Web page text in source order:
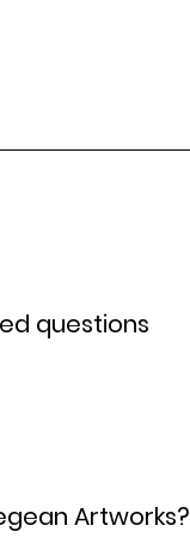
questions
Artworks?